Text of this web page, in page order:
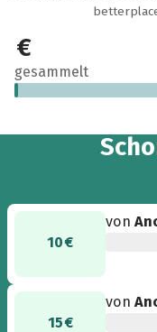
50 €
gesammelt
10 €
von
15 €
von